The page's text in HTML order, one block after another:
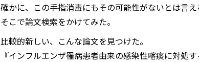
確かに、この手指消毒にもその可能性がないとは言え
そこで論文検索をかけてみた。
比較的新しい、こんな論文を見つけた。
『インフルエンザ罹病患者由来の感染性喀痰に対処